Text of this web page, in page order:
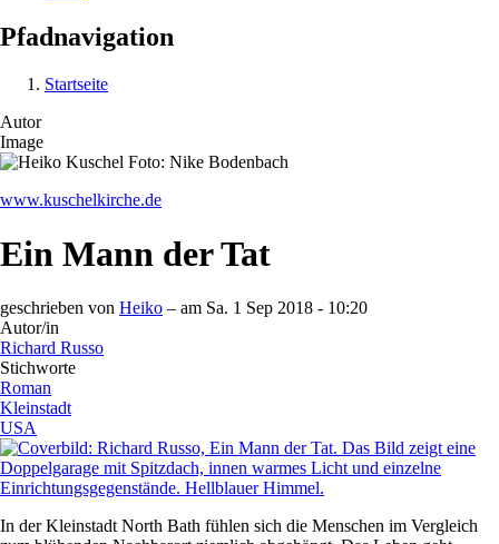
Pfadnavigation
Startseite
Autor
Image
www.kuschelkirche.de
Ein Mann der Tat
geschrieben von Heiko – am Sa. 1 Sep 2018 - 10:20
Autor/in
Richard Russo
Stichworte
Roman
Kleinstadt
USA
In der Kleinstadt North Bath fühlen sich die Menschen im Vergleich